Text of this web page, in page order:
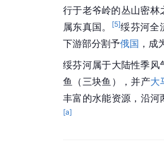
行于老爷岭的丛山密
属东真国。
[5]绥芬河全
下游部分割予俄国 ，成
绥芬河属于大陆性季
鱼（三块鱼），并产大
丰富的水能资源，沿河
[a]